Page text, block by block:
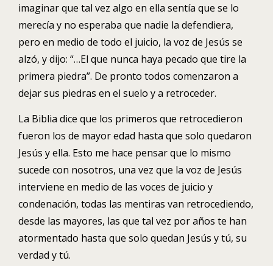
imaginar que tal vez algo en ella sentía que se lo
merecía y no esperaba que nadie la defendiera,
pero en medio de todo el juicio, la voz de Jesús se
alzó, y dijo: “…El que nunca haya pecado que tire la
primera piedra”. De pronto todos comenzaron a
dejar sus piedras en el suelo y a retroceder.
La Biblia dice que los primeros que retrocedieron
fueron los de mayor edad hasta que solo quedaron
Jesús y ella. Esto me hace pensar que lo mismo
sucede con nosotros, una vez que la voz de Jesús
interviene en medio de las voces de juicio y
condenación, todas las mentiras van retrocediendo,
desde las mayores, las que tal vez por años te han
atormentado hasta que solo quedan Jesús y tú, su
verdad y tú.